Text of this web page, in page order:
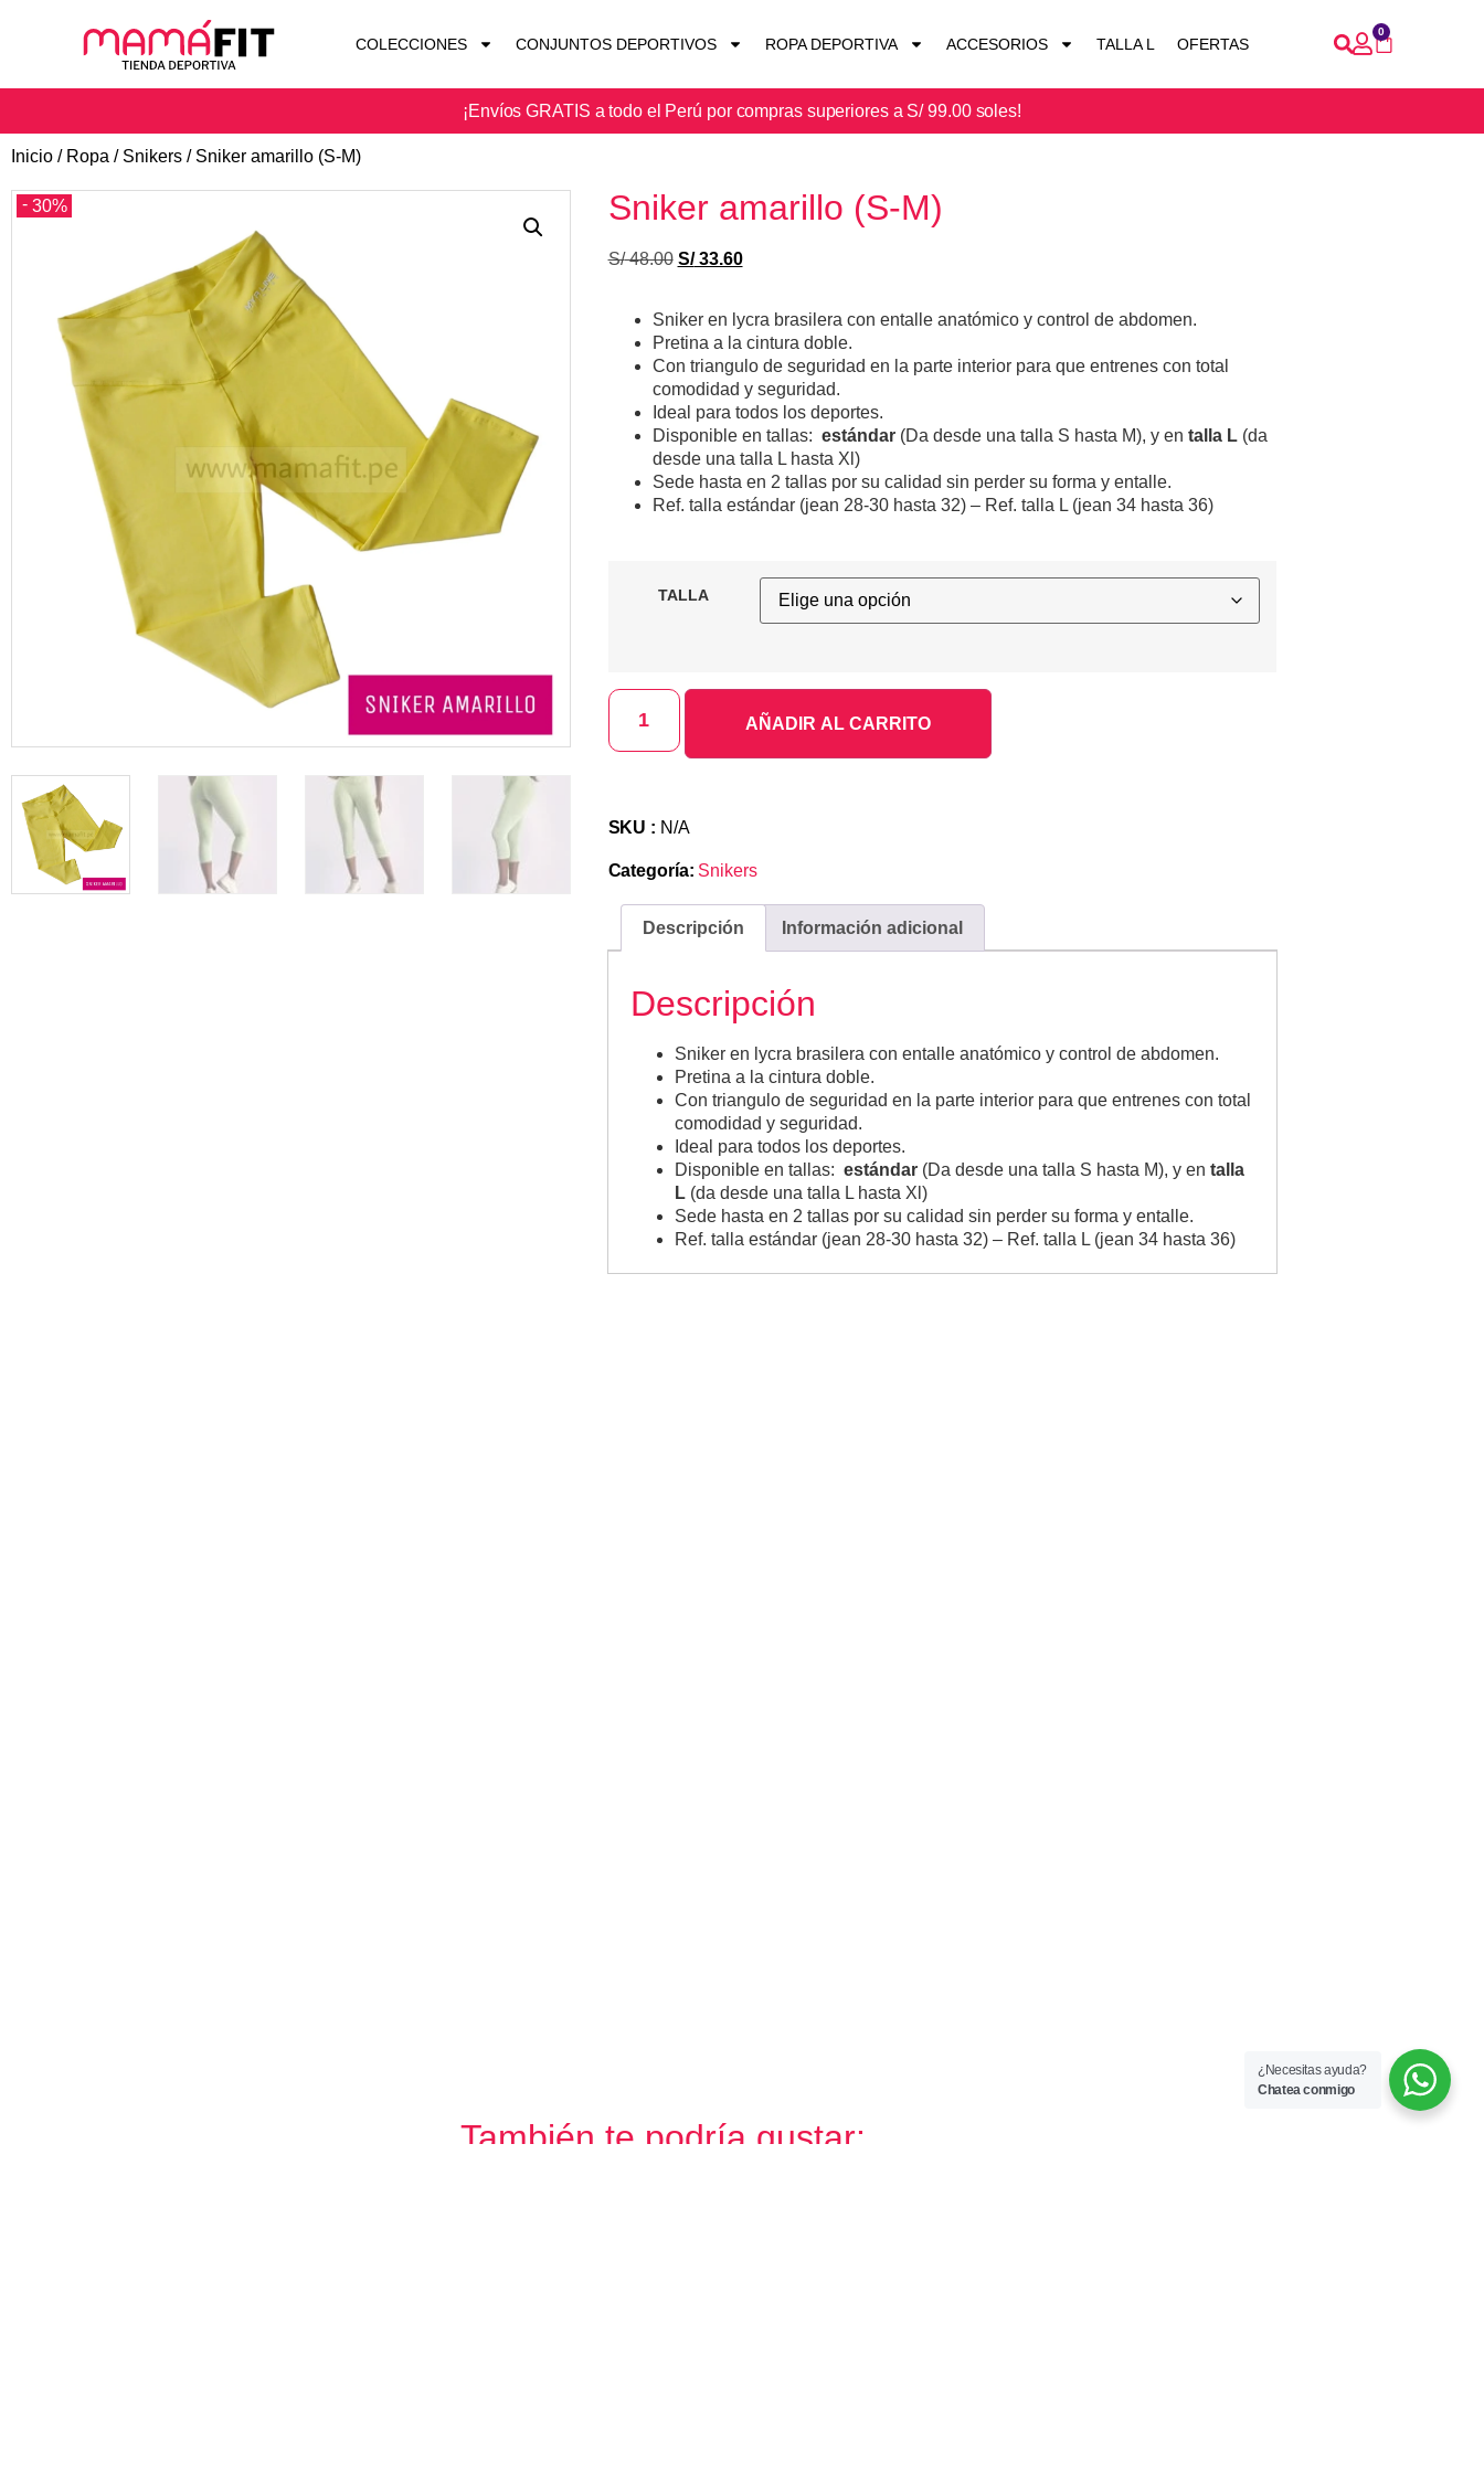
COLECCIONES CONJUNTOS DEPORTIVOS ROPA DEPORTIVA ACCESORIOS TALLA L OFERTAS
0
¡Envíos GRATIS a todo el Perú por compras superiores a S/ 99.00 soles!
Inicio / Ropa / Snikers / Sniker amarillo (S-M)
30% Sniker amarillo (S-M)
S/48.00 S/33.60
Sniker en lycra brasilera con entalle anatómico y control de abdomen.
Pretina a la cintura doble.
Con triangulo de seguridad en la parte interior para que entrenes con total
comodidad y seguridad.
Ideal para todos los deportes.
Disponible en tallas: estándar(Da desde una talla S hasta M), y en talla L(da
desde una talla L hasta Xl)
Sede hasta en 2 tallas por su calidad sin perder su forma y entalle.
Ref. talla estándar (jean 28-30 hasta 32) – Ref. talla L (jean 34 hasta 36)
TALLA
AÑADIR AL CARRITO
SKU : N/A
Categoría: Snikers
Descripción Información adicional
Descripción
Sniker en lycra brasilera con entalle anatómico y control de abdomen.
Pretina a la cintura doble.
Con triangulo de seguridad en la parte interior para que entrenes con total
comodidad y seguridad.
Ideal para todos los deportes.
Disponible en tallas: estándar(Da desde una talla S hasta M), y en talla
L(da desde una talla L hasta Xl)
Sede hasta en 2 tallas por su calidad sin perder su forma y entalle.
Ref. talla estándar (jean 28-30 hasta 32) – Ref. talla L (jean 34 hasta 36)
También te podría gustar:
¿Necesitas ayuda?
Chatea conmigo